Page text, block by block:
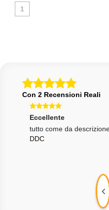
1
Con 2 Recensioni Reali
Eccellente
tutto come da
DDC